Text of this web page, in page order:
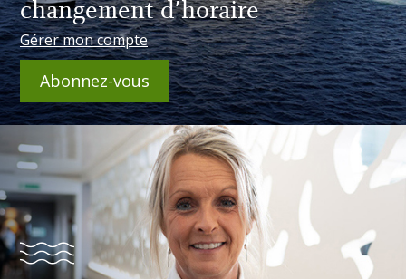
changement d'horaire
Gérer mon compte
Abonnez-vous